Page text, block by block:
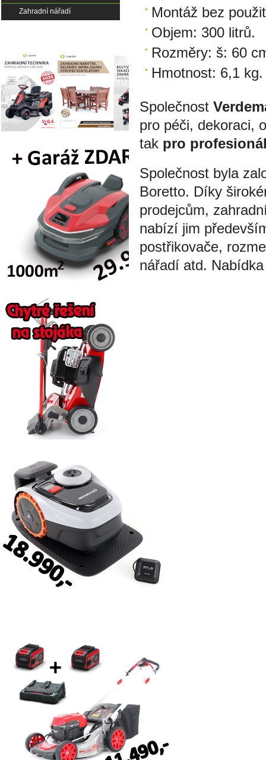
Zahradní nářadí
Montáž bez
Objem: 300 litrů.
Rozměry: š: 60
Hmotnost: 6,1 kg.
Společnost
pro péči, dekoraci,
tak pro
Společnost byla
Boretto. Díky
prodejcům,
nabízí jim
postřikovače,
nářadí atd.